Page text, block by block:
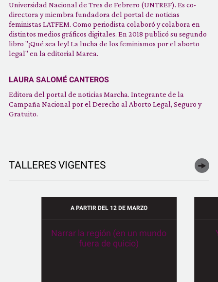
Universidad Nacional de Tres de Febrero (UNTREF). Es co-
directora y miembra fundadora del portal de noticias
feministas LATFEM. Como periodista colaboró y colabora en
distintos medios gráficos digitales. En 2018 publicó su segundo
libro "¡Qué sea ley! La lucha de los feminismos por el aborto
legal" en la editorial Marea.
LAURA SALOMÉ CANTEROS
Editora del portal de noticias Marcha. Integrante de la
Campaña Nacional por el Derecho al Aborto Legal, Seguro y
Gratuito.
TALLERES VIGENTES
A PARTIR DEL 12 DE MARZO
Narrar la región (en un mundo
fuera de quicio)